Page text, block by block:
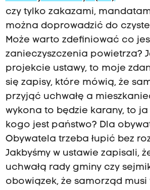
czy tylko zakazami,
można doprowadzić do
Może warto zdefiniować co
zanieczyszczenia powietrza?
projekcie ustawy, to moje
się zapisy, które mówią, że
przyjąć uchwałę a
wykona to będzie karany, to
kogo jest państwo? Dla
Obywatela trzeba łupić bez
Jakbyśmy w ustawie zapisali,
uchwałą rady gminy czy
obowiązek, że samorząd musi